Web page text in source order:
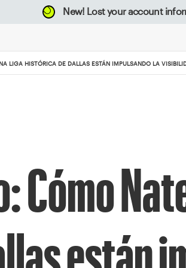
New! Lost your account
LIGA HISTÓRICA DE DALLAS ESTÁN IMPULSANDO LA
Cómo
están